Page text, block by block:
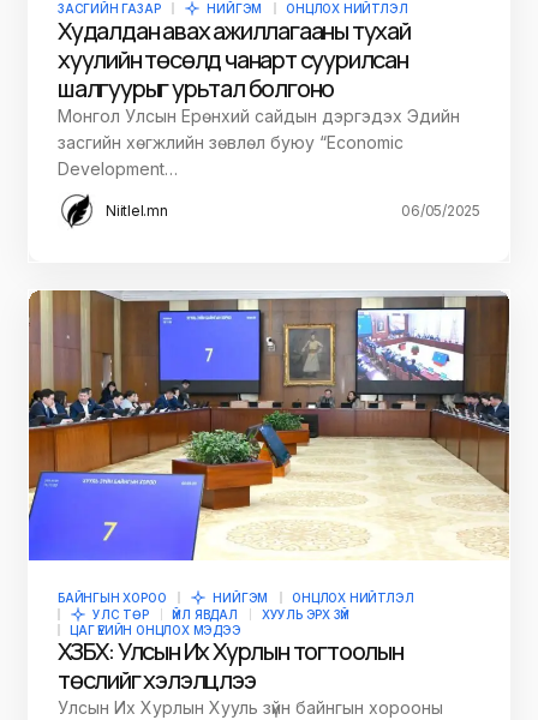
ЗАСГИЙН ГАЗАР НИЙГЭМ ОНЦЛОХ НИЙТЛЭЛ
Худалдан авах ажиллагааны тухай
хуулийн төсөлд чанарт суурилсан
шалгуурыг урьтал болгоно
Монгол Улсын Ерөнхий сайдын дэргэдэх Эдийн
засгийн хөгжлийн зөвлөл буюу “Economic
Development…
Niitlel.mn 06/05/2025
БАЙНГЫН ХОРОО НИЙГЭМ
ОНЦЛОХ НИЙТЛЭЛ
УЛС ТӨР
ҮЙЛ ЯВДАЛ
ХУУЛЬ ЭРХ ЗҮЙ
ЦАГ ҮЕИЙН ОНЦЛОХ МЭДЭЭ
ХЗБХ: Улсын Их Хурлын тогтоолын
төслийг хэлэлцлээ
Улсын Их Хурлын Хууль зүйн байнгын хорооны